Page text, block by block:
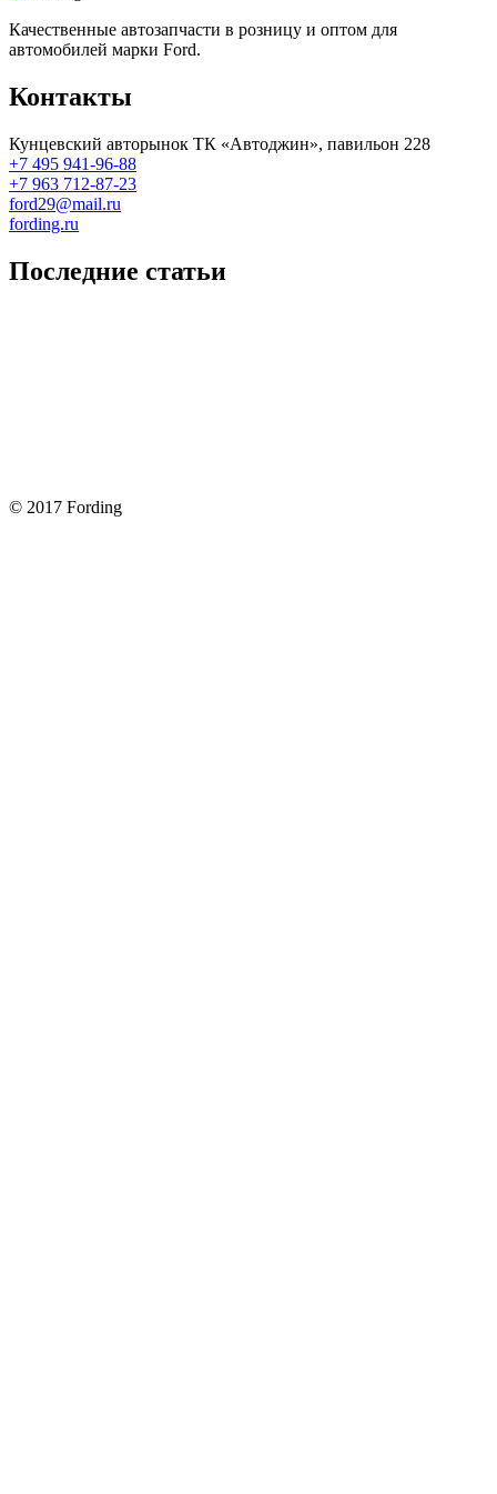
Качественные автозапчасти в розницу и оптом для
автомобилей марки Ford.
Контакты
Кунцевский авторынок ТК «Автоджин», павильон 228
+7 495 941-96-88
+7 963 712-87-23
ford29@mail.ru
fording.ru
Последние статьи
© 2017 Fording